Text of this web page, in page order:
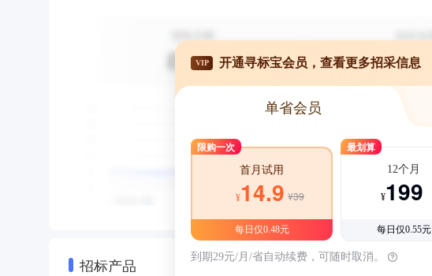
招标产品
VIP 开通寻标宝会员，查看更多招采信息
单省会员
限购一次
首月试用
¥14.9 ¥39
每日仅0.48元
最划算
12个月
¥199
每日仅0.55元
到期29元/月/省自动续费，可随时取消。